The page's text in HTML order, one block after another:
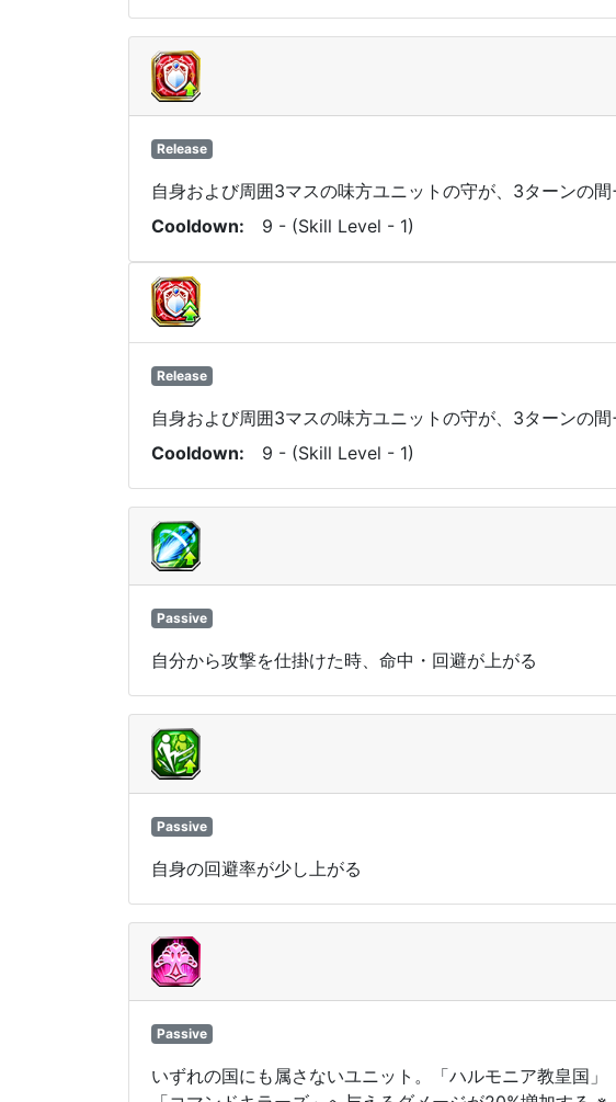
Release
自身および周囲3マスの味方ユニットの守が、3ターンの間
Cooldown
9 - (Skill Level - 1)
Release
自身および周囲3マスの味方ユニットの守が、3ターンの
Cooldown
9 - (Skill Level - 1)
Passive
自分から攻撃を仕掛けた時、命中・回避が上がる
Passive
自身の回避率が少し上がる
Passive
いずれの国にも属さないユニット。「ハルモニア教皇国